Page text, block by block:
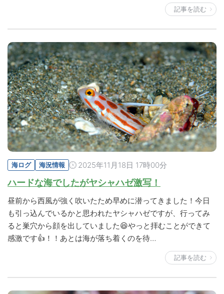
記事を読む
海ログ 海況情報 2025年11月18日 17時00分
ハードな海でしたがヤシャハゼ激写！
昼前から西風が強く吹いたため早めに潜ってきました！今日
も引っ込んでいるかと思われたヤシャハゼですが、行ってみ
ると巣穴から顔を出していました😆やっと拝むことができて
感激です👍！！あとは海が落ち着くのを待…
記事を読む